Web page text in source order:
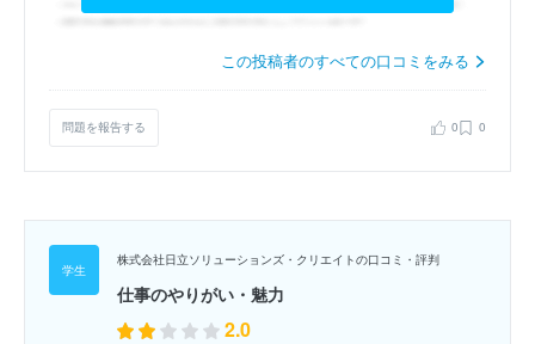
この投稿者のすべての口コミをみる
問題を報告する 0 0
株式会社日立ソリューションズ・クリエイトの口コミ・評判
仕事のやりがい・魅力
2.0